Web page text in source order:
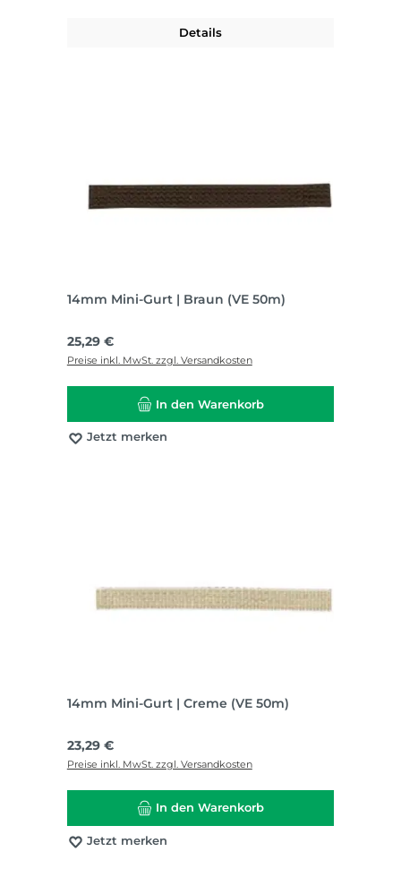
Details
14mm Mini-Gurt | Braun (VE 50m)
Regulärer Preis:
25,29 €
Preise inkl. MwSt. zzgl. Versandkosten
In den Warenkorb
Jetzt merken
14mm Mini-Gurt | Creme (VE 50m)
Regulärer Preis:
23,29 €
Preise inkl. MwSt. zzgl. Versandkosten
In den Warenkorb
Jetzt merken